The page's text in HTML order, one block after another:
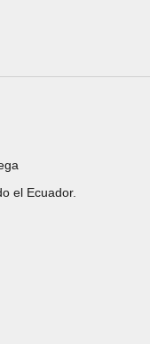
el Ecuador.
1234